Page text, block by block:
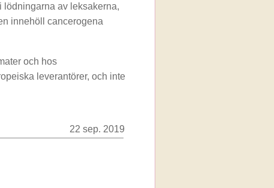
lödningarna av leksakerna,
innehöll cancerogena
och hos
leverantörer, och inte
22 sep. 2019